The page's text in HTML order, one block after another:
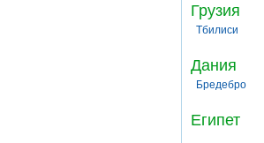
Грузия
Тбилиси
Дания
Бредебро
Египет